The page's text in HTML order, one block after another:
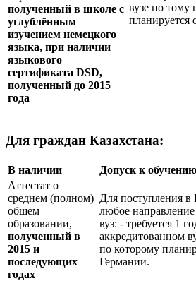
вузе по
планируется
полученный в школе с
углублённым
изучением немецкого
языка, при наличии
языкового
сертификата DSD,
полученный до 2015
года
Для граждан Казахстана:
В наличии
Допуск к
Аттестат о
среднем (полном)
общем
образовании,
полученный в
2015 и
последующих
годах
Для поступления
любое
вуз: - требуется 1
аккредитованном
по которому
Германии.